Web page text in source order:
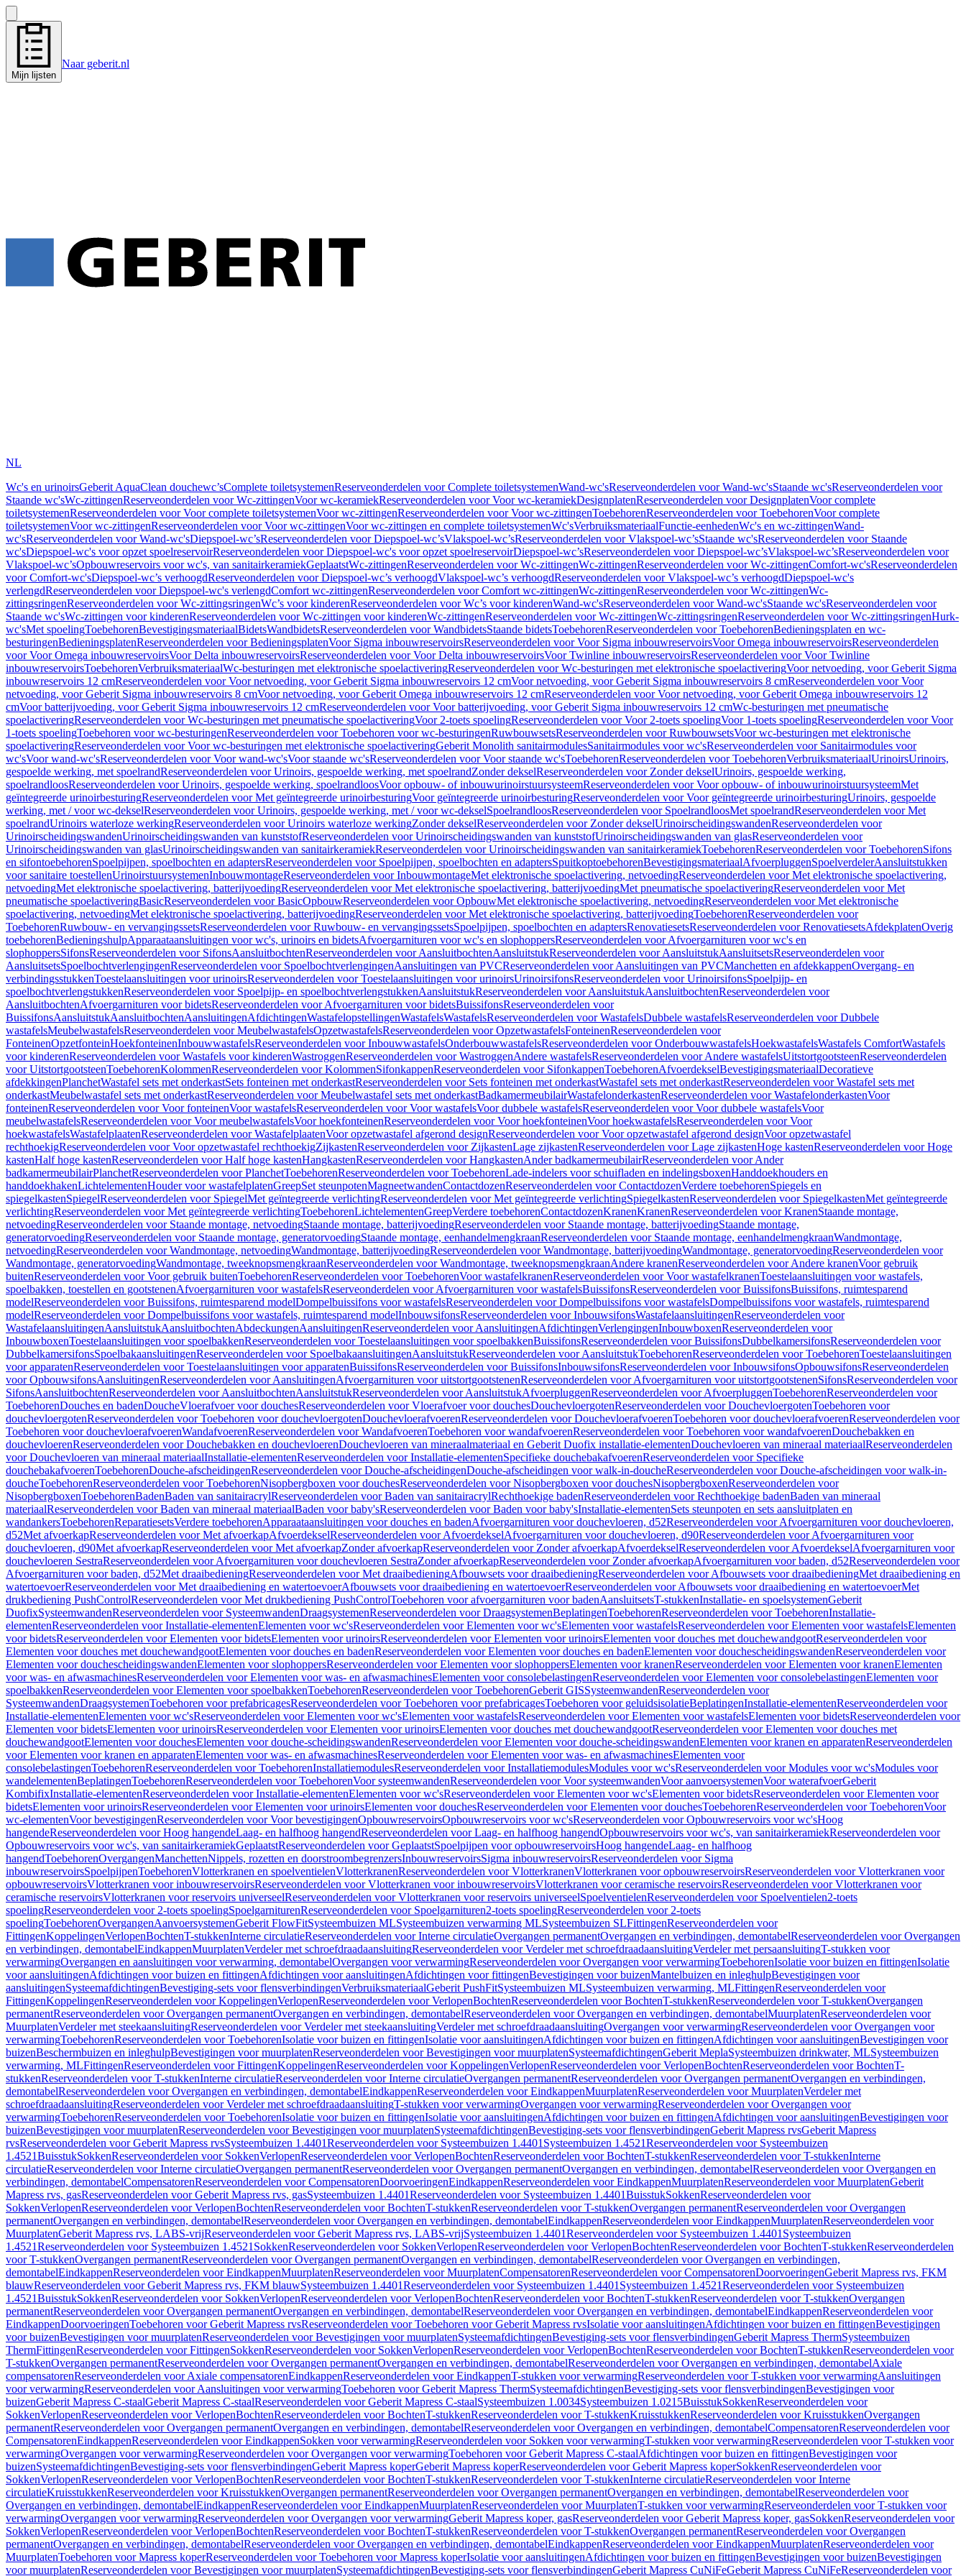
Mijn lijsten
Naar geberit.nl
NL
Wc's en urinoirsGeberit AquaClean douchewc’sComplete toiletsystemenReserveonderdelen voor Complete toiletsystemenWand-wc'sReserveonderdelen voor Wand-wc'sStaande wc'sReserveonderdelen voor
Staande wc'sWc-zittingenReserveonderdelen voor Wc-zittingenVoor wc-keramiekReserveonderdelen voor Voor wc-keramiekDesignplatenReserveonderdelen voor DesignplatenVoor complete
toiletsystemenReserveonderdelen voor Voor complete toiletsystemenVoor wc-zittingenReserveonderdelen voor Voor wc-zittingenToebehorenReserveonderdelen voor ToebehorenVoor complete
toiletsystemenVoor wc-zittingenReserveonderdelen voor Voor wc-zittingenVoor wc-zittingen en complete toiletsystemenWc'sVerbruiksmateriaalFunctie-eenhedenWc's en wc-zittingenWand-
wc'sReserveonderdelen voor Wand-wc'sDiepspoel-wc’sReserveonderdelen voor Diepspoel-wc’sVlakspoel-wc’sReserveonderdelen voor Vlakspoel-wc’sStaande wc'sReserveonderdelen voor Staande
wc'sDiepspoel-wc's voor opzet spoelreservoirReserveonderdelen voor Diepspoel-wc's voor opzet spoelreservoirDiepspoel-wc’sReserveonderdelen voor Diepspoel-wc’sVlakspoel-wc’sReserveonderdelen voor
Vlakspoel-wc’sOpbouwreservoirs voor wc's, van sanitairkeramiekGeplaatstWc-zittingenReserveonderdelen voor Wc-zittingenWc-zittingenReserveonderdelen voor Wc-zittingenComfort-wc'sReserveonderdelen
voor Comfort-wc'sDiepspoel-wc’s verhoogdReserveonderdelen voor Diepspoel-wc’s verhoogdVlakspoel-wc’s verhoogdReserveonderdelen voor Vlakspoel-wc’s verhoogdDiepspoel-wc's
verlengdReserveonderdelen voor Diepspoel-wc's verlengdComfort wc-zittingenReserveonderdelen voor Comfort wc-zittingenWc-zittingenReserveonderdelen voor Wc-zittingenWc-
zittingsringenReserveonderdelen voor Wc-zittingsringenWc’s voor kinderenReserveonderdelen voor Wc’s voor kinderenWand-wc'sReserveonderdelen voor Wand-wc'sStaande wc'sReserveonderdelen voor
Staande wc'sWc-zittingen voor kinderenReserveonderdelen voor Wc-zittingen voor kinderenWc-zittingenReserveonderdelen voor Wc-zittingenWc-zittingsringenReserveonderdelen voor Wc-zittingsringenHurk-
wc'sMet spoelingToebehorenBevestigingsmateriaalBidetsWandbidetsReserveonderdelen voor WandbidetsStaande bidetsToebehorenReserveonderdelen voor ToebehorenBedieningsplaten en wc-
besturingenBedieningsplatenReserveonderdelen voor BedieningsplatenVoor Sigma inbouwreservoirsReserveonderdelen voor Voor Sigma inbouwreservoirsVoor Omega inbouwreservoirsReserveonderdelen
voor Voor Omega inbouwreservoirsVoor Delta inbouwreservoirsReserveonderdelen voor Voor Delta inbouwreservoirsVoor Twinline inbouwreservoirsReserveonderdelen voor Voor Twinline
inbouwreservoirsToebehorenVerbruiksmateriaalWc-besturingen met elektronische spoelactiveringReserveonderdelen voor Wc-besturingen met elektronische spoelactiveringVoor netvoeding, voor Geberit Sigma
inbouwreservoirs 12 cmReserveonderdelen voor Voor netvoeding, voor Geberit Sigma inbouwreservoirs 12 cmVoor netvoeding, voor Geberit Sigma inbouwreservoirs 8 cmReserveonderdelen voor Voor
netvoeding, voor Geberit Sigma inbouwreservoirs 8 cmVoor netvoeding, voor Geberit Omega inbouwreservoirs 12 cmReserveonderdelen voor Voor netvoeding, voor Geberit Omega inbouwreservoirs 12
cmVoor batterijvoeding, voor Geberit Sigma inbouwreservoirs 12 cmReserveonderdelen voor Voor batterijvoeding, voor Geberit Sigma inbouwreservoirs 12 cmWc-besturingen met pneumatische
spoelactiveringReserveonderdelen voor Wc-besturingen met pneumatische spoelactiveringVoor 2-toets spoelingReserveonderdelen voor Voor 2-toets spoelingVoor 1-toets spoelingReserveonderdelen voor Voor
1-toets spoelingToebehoren voor wc-besturingenReserveonderdelen voor Toebehoren voor wc-besturingenRuwbouwsetsReserveonderdelen voor RuwbouwsetsVoor wc-besturingen met elektronische
spoelactiveringReserveonderdelen voor Voor wc-besturingen met elektronische spoelactiveringGeberit Monolith sanitairmodulesSanitairmodules voor wc'sReserveonderdelen voor Sanitairmodules voor
wc'sVoor wand-wc'sReserveonderdelen voor Voor wand-wc'sVoor staande wc'sReserveonderdelen voor Voor staande wc'sToebehorenReserveonderdelen voor ToebehorenVerbruiksmateriaalUrinoirsUrinoirs,
gespoelde werking, met spoelrandReserveonderdelen voor Urinoirs, gespoelde werking, met spoelrandZonder dekselReserveonderdelen voor Zonder dekselUrinoirs, gespoelde werking,
spoelrandloosReserveonderdelen voor Urinoirs, gespoelde werking, spoelrandloosVoor opbouw- of inbouwurinoirstuursysteemReserveonderdelen voor Voor opbouw- of inbouwurinoirstuursysteemMet
geïntegreerde urinoirbesturingReserveonderdelen voor Met geïntegreerde urinoirbesturingVoor geïntegreerde urinoirbesturingReserveonderdelen voor Voor geïntegreerde urinoirbesturingUrinoirs, gespoelde
werking, met / voor wc-dekselReserveonderdelen voor Urinoirs, gespoelde werking, met / voor wc-dekselSpoelrandloosReserveonderdelen voor SpoelrandloosMet spoelrandReserveonderdelen voor Met
spoelrandUrinoirs waterloze werkingReserveonderdelen voor Urinoirs waterloze werkingZonder dekselReserveonderdelen voor Zonder dekselUrinoirscheidingswandenReserveonderdelen voor
UrinoirscheidingswandenUrinoirscheidingswanden van kunststofReserveonderdelen voor Urinoirscheidingswanden van kunststofUrinoirscheidingswanden van glasReserveonderdelen voor
Urinoirscheidingswanden van glasUrinoirscheidingswanden van sanitairkeramiekReserveonderdelen voor Urinoirscheidingswanden van sanitairkeramiekToebehorenReserveonderdelen voor ToebehorenSifons
en sifontoebehorenSpoelpijpen, spoelbochten en adaptersReserveonderdelen voor Spoelpijpen, spoelbochten en adaptersSpuitkoptoebehorenBevestigingsmateriaalAfvoerpluggenSpoelverdelerAansluitstukken
voor sanitaire toestellenUrinoirstuursystemenInbouwmontageReserveonderdelen voor InbouwmontageMet elektronische spoelactivering, netvoedingReserveonderdelen voor Met elektronische spoelactivering,
netvoedingMet elektronische spoelactivering, batterijvoedingReserveonderdelen voor Met elektronische spoelactivering, batterijvoedingMet pneumatische spoelactiveringReserveonderdelen voor Met
pneumatische spoelactiveringBasicReserveonderdelen voor BasicOpbouwReserveonderdelen voor OpbouwMet elektronische spoelactivering, netvoedingReserveonderdelen voor Met elektronische
spoelactivering, netvoedingMet elektronische spoelactivering, batterijvoedingReserveonderdelen voor Met elektronische spoelactivering, batterijvoedingToebehorenReserveonderdelen voor
ToebehorenRuwbouw- en vervangingssetsReserveonderdelen voor Ruwbouw- en vervangingssetsSpoelpijpen, spoelbochten en adaptersRenovatiesetsReserveonderdelen voor RenovatiesetsAfdekplatenOverig
toebehorenBedieningshulpApparaataansluitingen voor wc's, urinoirs en bidetsAfvoergarnituren voor wc's en slophoppersReserveonderdelen voor Afvoergarnituren voor wc's en
slophoppersSifonsReserveonderdelen voor SifonsAansluitbochtenReserveonderdelen voor AansluitbochtenAansluitstukReserveonderdelen voor AansluitstukAansluitsetsReserveonderdelen voor
AansluitsetsSpoelbochtverlengingenReserveonderdelen voor SpoelbochtverlengingenAansluitingen van PVCReserveonderdelen voor Aansluitingen van PVCManchetten en afdekkappenOvergang- en
verbindingsstukkenToestelaansluitingen voor urinoirsReserveonderdelen voor Toestelaansluitingen voor urinoirsUrinoirsifonsReserveonderdelen voor UrinoirsifonsSpoelpijp- en
spoelbochtverlengstukkenReserveonderdelen voor Spoelpijp- en spoelbochtverlengstukkenAansluitstukReserveonderdelen voor AansluitstukAansluitbochtenReserveonderdelen voor
AansluitbochtenAfvoergarnituren voor bidetsReserveonderdelen voor Afvoergarnituren voor bidetsBuissifonsReserveonderdelen voor
BuissifonsAansluitstukAansluitbochtenAansluitingenAfdichtingenWastafelopstellingenWastafelsWastafelsReserveonderdelen voor WastafelsDubbele wastafelsReserveonderdelen voor Dubbele
wastafelsMeubelwastafelsReserveonderdelen voor MeubelwastafelsOpzetwastafelsReserveonderdelen voor OpzetwastafelsFonteinenReserveonderdelen voor
FonteinenOpzetfonteinHoekfonteinenInbouwwastafelsReserveonderdelen voor InbouwwastafelsOnderbouwwastafelsReserveonderdelen voor OnderbouwwastafelsHoekwastafelsWastafels ComfortWastafels
voor kinderenReserveonderdelen voor Wastafels voor kinderenWastroggenReserveonderdelen voor WastroggenAndere wastafelsReserveonderdelen voor Andere wastafelsUitstortgootsteenReserveonderdelen
voor UitstortgootsteenToebehorenKolommenReserveonderdelen voor KolommenSifonkappenReserveonderdelen voor SifonkappenToebehorenAfvoerdekselBevestigingsmateriaalDecoratieve
afdekkingenPlanchetWastafel sets met onderkastSets fonteinen met onderkastReserveonderdelen voor Sets fonteinen met onderkastWastafel sets met onderkastReserveonderdelen voor Wastafel sets met
onderkastMeubelwastafel sets met onderkastReserveonderdelen voor Meubelwastafel sets met onderkastBadkamermeubilairWastafelonderkastenReserveonderdelen voor WastafelonderkastenVoor
fonteinenReserveonderdelen voor Voor fonteinenVoor wastafelsReserveonderdelen voor Voor wastafelsVoor dubbele wastafelsReserveonderdelen voor Voor dubbele wastafelsVoor
meubelwastafelsReserveonderdelen voor Voor meubelwastafelsVoor hoekfonteinenReserveonderdelen voor Voor hoekfonteinenVoor hoekwastafelsReserveonderdelen voor Voor
hoekwastafelsWastafelplaatenReserveonderdelen voor WastafelplaatenVoor opzetwastafel afgerond designReserveonderdelen voor Voor opzetwastafel afgerond designVoor opzetwastafel
rechthoekigReserveonderdelen voor Voor opzetwastafel rechthoekigZijkastenReserveonderdelen voor ZijkastenLage zijkastenReserveonderdelen voor Lage zijkastenHoge kastenReserveonderdelen voor Hoge
kastenHalf hoge kastenReserveonderdelen voor Half hoge kastenHangkastenReserveonderdelen voor HangkastenAnder badkamermeubilairReserveonderdelen voor Ander
badkamermeubilairPlanchetReserveonderdelen voor PlanchetToebehorenReserveonderdelen voor ToebehorenLade-indelers voor schuifladen en indelingsboxenHanddoekhouders en
handdoekhakenLichtelementenHouder voor wastafelplatenGreepSet steunpotenMagneetwandenContactdozenReserveonderdelen voor ContactdozenVerdere toebehorenSpiegels en
spiegelkastenSpiegelReserveonderdelen voor SpiegelMet geïntegreerde verlichtingReserveonderdelen voor Met geïntegreerde verlichtingSpiegelkastenReserveonderdelen voor SpiegelkastenMet geïntegreerde
verlichtingReserveonderdelen voor Met geïntegreerde verlichtingToebehorenLichtelementenGreepVerdere toebehorenContactdozenKranenKranenReserveonderdelen voor KranenStaande montage,
netvoedingReserveonderdelen voor Staande montage, netvoedingStaande montage, batterijvoedingReserveonderdelen voor Staande montage, batterijvoedingStaande montage,
generatorvoedingReserveonderdelen voor Staande montage, generatorvoedingStaande montage, eenhandelmengkraanReserveonderdelen voor Staande montage, eenhandelmengkraanWandmontage,
netvoedingReserveonderdelen voor Wandmontage, netvoedingWandmontage, batterijvoedingReserveonderdelen voor Wandmontage, batterijvoedingWandmontage, generatorvoedingReserveonderdelen voor
Wandmontage, generatorvoedingWandmontage, tweeknopsmengkraanReserveonderdelen voor Wandmontage, tweeknopsmengkraanAndere kranenReserveonderdelen voor Andere kranenVoor gebruik
buitenReserveonderdelen voor Voor gebruik buitenToebehorenReserveonderdelen voor ToebehorenVoor wastafelkranenReserveonderdelen voor Voor wastafelkranenToestelaansluitingen voor wastafels,
spoelbakken, toestellen en gootstenenAfvoergarnituren voor wastafelsReserveonderdelen voor Afvoergarnituren voor wastafelsBuissifonsReserveonderdelen voor BuissifonsBuissifons, ruimtesparend
modelReserveonderdelen voor Buissifons, ruimtesparend modelDompelbuissifons voor wastafelsReserveonderdelen voor Dompelbuissifons voor wastafelsDompelbuissifons voor wastafels, ruimtesparend
modelReserveonderdelen voor Dompelbuissifons voor wastafels, ruimtesparend modelInbouwsifonsReserveonderdelen voor InbouwsifonsWastafelaansluitingenReserveonderdelen voor
WastafelaansluitingenAansluitstukAansluitbochtenAbdeckungenAansluitingenReserveonderdelen voor AansluitingenAfdichtingenVerlengingenInbouwboxenReserveonderdelen voor
InbouwboxenToestelaansluitingen voor spoelbakkenReserveonderdelen voor Toestelaansluitingen voor spoelbakkenBuissifonsReserveonderdelen voor BuissifonsDubbelkamersifonsReserveonderdelen voor
DubbelkamersifonsSpoelbakaansluitingenReserveonderdelen voor SpoelbakaansluitingenAansluitstukReserveonderdelen voor AansluitstukToebehorenReserveonderdelen voor ToebehorenToestelaansluitingen
voor apparatenReserveonderdelen voor Toestelaansluitingen voor apparatenBuissifonsReserveonderdelen voor BuissifonsInbouwsifonsReserveonderdelen voor InbouwsifonsOpbouwsifonsReserveonderdelen
voor OpbouwsifonsAansluitingenReserveonderdelen voor AansluitingenAfvoergarnituren voor uitstortgootstenenReserveonderdelen voor Afvoergarnituren voor uitstortgootstenenSifonsReserveonderdelen voor
SifonsAansluitbochtenReserveonderdelen voor AansluitbochtenAansluitstukReserveonderdelen voor AansluitstukAfvoerpluggenReserveonderdelen voor AfvoerpluggenToebehorenReserveonderdelen voor
ToebehorenDouches en badenDoucheVloerafvoer voor douchesReserveonderdelen voor Vloerafvoer voor douchesDouchevloergotenReserveonderdelen voor DouchevloergotenToebehoren voor
douchevloergotenReserveonderdelen voor Toebehoren voor douchevloergotenDouchevloerafvoerenReserveonderdelen voor DouchevloerafvoerenToebehoren voor douchevloerafvoerenReserveonderdelen voor
Toebehoren voor douchevloerafvoerenWandafvoerenReserveonderdelen voor WandafvoerenToebehoren voor wandafvoerenReserveonderdelen voor Toebehoren voor wandafvoerenDouchebakken en
douchevloerenReserveonderdelen voor Douchebakken en douchevloerenDouchevloeren van mineraalmateriaal en Geberit Duofix installatie-elementenDouchevloeren van mineraal materiaalReserveonderdelen
voor Douchevloeren van mineraal materiaalInstallatie-elementenReserveonderdelen voor Installatie-elementenSpecifieke douchebakafvoerenReserveonderdelen voor Specifieke
douchebakafvoerenToebehorenDouche-afscheidingenReserveonderdelen voor Douche-afscheidingenDouche-afscheidingen voor walk-in-doucheReserveonderdelen voor Douche-afscheidingen voor walk-in-
doucheToebehorenReserveonderdelen voor ToebehorenNisopbergboxen voor douchesReserveonderdelen voor Nisopbergboxen voor douchesNisopbergboxenReserveonderdelen voor
NisopbergboxenToebehorenBadenBaden van sanitairacrylReserveonderdelen voor Baden van sanitairacrylRechthoekige badenReserveonderdelen voor Rechthoekige badenBaden van mineraal
materiaalReserveonderdelen voor Baden van mineraal materiaalBaden voor baby'sReserveonderdelen voor Baden voor baby'sInstallatie-elementenSets steunpoten en sets aansluitplaten en
wandankersToebehorenReparatiesetsVerdere toebehorenApparaataansluitingen voor douches en badenAfvoergarnituren voor douchevloeren, d52Reserveonderdelen voor Afvoergarnituren voor douchevloeren,
d52Met afvoerkapReserveonderdelen voor Met afvoerkapAfvoerdekselReserveonderdelen voor AfvoerdekselAfvoergarnituren voor douchevloeren, d90Reserveonderdelen voor Afvoergarnituren voor
douchevloeren, d90Met afvoerkapReserveonderdelen voor Met afvoerkapZonder afvoerkapReserveonderdelen voor Zonder afvoerkapAfvoerdekselReserveonderdelen voor AfvoerdekselAfvoergarnituren voor
douchevloeren SestraReserveonderdelen voor Afvoergarnituren voor douchevloeren SestraZonder afvoerkapReserveonderdelen voor Zonder afvoerkapAfvoergarnituren voor baden, d52Reserveonderdelen voor
Afvoergarnituren voor baden, d52Met draaibedieningReserveonderdelen voor Met draaibedieningAfbouwsets voor draaibedieningReserveonderdelen voor Afbouwsets voor draaibedieningMet draaibediening en
watertoevoerReserveonderdelen voor Met draaibediening en watertoevoerAfbouwsets voor draaibediening en watertoevoerReserveonderdelen voor Afbouwsets voor draaibediening en watertoevoerMet
drukbediening PushControlReserveonderdelen voor Met drukbediening PushControlToebehoren voor afvoergarnituren voor badenAansluitsetsT-stukkenInstallatie- en spoelsystemenGeberit
DuofixSysteemwandenReserveonderdelen voor SysteemwandenDraagsystemenReserveonderdelen voor DraagsystemenBeplatingenToebehorenReserveonderdelen voor ToebehorenInstallatie-
elementenReserveonderdelen voor Installatie-elementenElementen voor wc'sReserveonderdelen voor Elementen voor wc'sElementen voor wastafelsReserveonderdelen voor Elementen voor wastafelsElementen
voor bidetsReserveonderdelen voor Elementen voor bidetsElementen voor urinoirsReserveonderdelen voor Elementen voor urinoirsElementen voor douches met douchewandgootReserveonderdelen voor
Elementen voor douches met douchewandgootElementen voor douches en badenReserveonderdelen voor Elementen voor douches en badenElementen voor douchescheidingswandenReserveonderdelen voor
Elementen voor douchescheidingswandenElementen voor slophoppersReserveonderdelen voor Elementen voor slophoppersElementen voor kranenReserveonderdelen voor Elementen voor kranenElementen
voor was- en afwasmachinesReserveonderdelen voor Elementen voor was- en afwasmachinesElementen voor consolebelastingenReserveonderdelen voor Elementen voor consolebelastingenElementen voor
spoelbakkenReserveonderdelen voor Elementen voor spoelbakkenToebehorenReserveonderdelen voor ToebehorenGeberit GISSysteemwandenReserveonderdelen voor
SysteemwandenDraagsystemenToebehoren voor prefabricagesReserveonderdelen voor Toebehoren voor prefabricagesToebehoren voor geluidsisolatieBeplatingenInstallatie-elementenReserveonderdelen voor
Installatie-elementenElementen voor wc'sReserveonderdelen voor Elementen voor wc'sElementen voor wastafelsReserveonderdelen voor Elementen voor wastafelsElementen voor bidetsReserveonderdelen voor
Elementen voor bidetsElementen voor urinoirsReserveonderdelen voor Elementen voor urinoirsElementen voor douches met douchewandgootReserveonderdelen voor Elementen voor douches met
douchewandgootElementen voor douchesElementen voor douche-scheidingswandenReserveonderdelen voor Elementen voor douche-scheidingswandenElementen voor kranen en apparatenReserveonderdelen
voor Elementen voor kranen en apparatenElementen voor was- en afwasmachinesReserveonderdelen voor Elementen voor was- en afwasmachinesElementen voor
consolebelastingenToebehorenReserveonderdelen voor ToebehorenInstallatiemodulesReserveonderdelen voor InstallatiemodulesModules voor wc'sReserveonderdelen voor Modules voor wc'sModules voor
wandelementenBeplatingenToebehorenReserveonderdelen voor ToebehorenVoor systeemwandenReserveonderdelen voor Voor systeemwandenVoor aanvoersystemenVoor waterafvoerGeberit
KombifixInstallatie-elementenReserveonderdelen voor Installatie-elementenElementen voor wc'sReserveonderdelen voor Elementen voor wc'sElementen voor bidetsReserveonderdelen voor Elementen voor
bidetsElementen voor urinoirsReserveonderdelen voor Elementen voor urinoirsElementen voor douchesReserveonderdelen voor Elementen voor douchesToebehorenReserveonderdelen voor ToebehorenVoor
wc-elementenVoor bevestigingenReserveonderdelen voor Voor bevestigingenOpbouwreservoirsOpbouwreservoirs voor wc'sReserveonderdelen voor Opbouwreservoirs voor wc'sHoog
hangendeReserveonderdelen voor Hoog hangendeLaag- en halfhoog hangendReserveonderdelen voor Laag- en halfhoog hangendOpbouwreservoirs voor wc's, van sanitairkeramiekReserveonderdelen voor
Opbouwreservoirs voor wc's, van sanitairkeramiekGeplaatstReserveonderdelen voor GeplaatstSpoelpijpen voor opbouwreservoirsHoog hangendeLaag- en halfhoog
hangendToebehorenOvergangenManchettenNippels, rozetten en doorstroombegrenzersInbouwreservoirsSigma inbouwreservoirsReserveonderdelen voor Sigma
inbouwreservoirsSpoelpijpenToebehorenVlotterkranen en spoelventielenVlotterkranenReserveonderdelen voor VlotterkranenVlotterkranen voor opbouwreservoirsReserveonderdelen voor Vlotterkranen voor
opbouwreservoirsVlotterkranen voor inbouwreservoirsReserveonderdelen voor Vlotterkranen voor inbouwreservoirsVlotterkranen voor ceramische reservoirsReserveonderdelen voor Vlotterkranen voor
ceramische reservoirsVlotterkranen voor reservoirs universeelReserveonderdelen voor Vlotterkranen voor reservoirs universeelSpoelventielenReserveonderdelen voor Spoelventielen2-toets
spoelingReserveonderdelen voor 2-toets spoelingSpoelgarniturenReserveonderdelen voor Spoelgarnituren2-toets spoelingReserveonderdelen voor 2-toets
spoelingToebehorenOvergangenAanvoersystemenGeberit FlowFitSysteembuizen MLSysteembuizen verwarming MLSysteembuizen SLFittingenReserveonderdelen voor
FittingenKoppelingenVerlopenBochtenT-stukkenInterne circulatieReserveonderdelen voor Interne circulatieOvergangen permanentOvergangen en verbindingen, demontabelReserveonderdelen voor Overgangen
en verbindingen, demontabelEindkappenMuurplatenVerdeler met schroefdraadaansluitingReserveonderdelen voor Verdeler met schroefdraadaansluitingVerdeler met persaansluitingT-stukken voor
verwarmingOvergangen en aansluitingen voor verwarming, demontabelOvergangen voor verwarmingReserveonderdelen voor Overgangen voor verwarmingToebehorenIsolatie voor buizen en fittingenIsolatie
voor aansluitingenAfdichtingen voor buizen en fittingenAfdichtingen voor aansluitingenAfdichtingen voor fittingenBevestigingen voor buizenMantelbuizen en inleghulpBevestigingen voor
aansluitingenSysteemafdichtingenBevestiging-sets voor flensverbindingenVerbruiksmateriaalGeberit PushFitSysteembuizen MLSysteembuizen verwarming, MLFittingenReserveonderdelen voor
FittingenKoppelingenReserveonderdelen voor KoppelingenVerlopenReserveonderdelen voor VerlopenBochtenReserveonderdelen voor BochtenT-stukkenReserveonderdelen voor T-stukkenOvergangen
permanentReserveonderdelen voor Overgangen permanentOvergangen en verbindingen, demontabelReserveonderdelen voor Overgangen en verbindingen, demontabelMuurplatenReserveonderdelen voor
MuurplatenVerdeler met steekaansluitingReserveonderdelen voor Verdeler met steekaansluitingVerdeler met schroefdraadaansluitingOvergangen voor verwarmingReserveonderdelen voor Overgangen voor
verwarmingToebehorenReserveonderdelen voor ToebehorenIsolatie voor buizen en fittingenIsolatie voor aansluitingenAfdichtingen voor buizen en fittingenAfdichtingen voor aansluitingenBevestigingen voor
buizenBeschermbuizen en inleghulpBevestigingen voor muurplatenReserveonderdelen voor Bevestigingen voor muurplatenSysteemafdichtingenGeberit MeplaSysteembuizen drinkwater, MLSysteembuizen
verwarming, MLFittingenReserveonderdelen voor FittingenKoppelingenReserveonderdelen voor KoppelingenVerlopenReserveonderdelen voor VerlopenBochtenReserveonderdelen voor BochtenT-
stukkenReserveonderdelen voor T-stukkenInterne circulatieReserveonderdelen voor Interne circulatieOvergangen permanentReserveonderdelen voor Overgangen permanentOvergangen en verbindingen,
demontabelReserveonderdelen voor Overgangen en verbindingen, demontabelEindkappenReserveonderdelen voor EindkappenMuurplatenReserveonderdelen voor MuurplatenVerdeler met
schroefdraadaansluitingReserveonderdelen voor Verdeler met schroefdraadaansluitingT-stukken voor verwarmingOvergangen voor verwarmingReserveonderdelen voor Overgangen voor
verwarmingToebehorenReserveonderdelen voor ToebehorenIsolatie voor buizen en fittingenIsolatie voor aansluitingenAfdichtingen voor buizen en fittingenAfdichtingen voor aansluitingenBevestigingen voor
buizenBevestigingen voor muurplatenReserveonderdelen voor Bevestigingen voor muurplatenSysteemafdichtingenBevestiging-sets voor flensverbindingenGeberit Mapress rvsGeberit Mapress
rvsReserveonderdelen voor Geberit Mapress rvsSysteembuizen 1.4401Reserveonderdelen voor Systeembuizen 1.4401 Systeembuizen 1.4521Reserveonderdelen voor Systeembuizen
1.4521BuisstukSokkenReserveonderdelen voor SokkenVerlopenReserveonderdelen voor VerlopenBochtenReserveonderdelen voor BochtenT-stukkenReserveonderdelen voor T-stukkenInterne
circulatieReserveonderdelen voor Interne circulatieOvergangen permanentReserveonderdelen voor Overgangen permanentOvergangen en verbindingen, demontabelReserveonderdelen voor Overgangen en
verbindingen, demontabelCompensatorenReserveonderdelen voor CompensatorenDoorvoeringenEindkappenReserveonderdelen voor EindkappenMuurplatenReserveonderdelen voor MuurplatenGeberit
Mapress rvs, gasReserveonderdelen voor Geberit Mapress rvs, gasSysteembuizen 1.4401Reserveonderdelen voor Systeembuizen 1.4401BuisstukSokkenReserveonderdelen voor
SokkenVerlopenReserveonderdelen voor VerlopenBochtenReserveonderdelen voor BochtenT-stukkenReserveonderdelen voor T-stukkenOvergangen permanentReserveonderdelen voor Overgangen
permanentOvergangen en verbindingen, demontabelReserveonderdelen voor Overgangen en verbindingen, demontabelEindkappenReserveonderdelen voor EindkappenMuurplatenReserveonderdelen voor
MuurplatenGeberit Mapress rvs, LABS-vrijReserveonderdelen voor Geberit Mapress rvs, LABS-vrijSysteembuizen 1.4401Reserveonderdelen voor Systeembuizen 1.4401 Systeembuizen
1.4521Reserveonderdelen voor Systeembuizen 1.4521 SokkenReserveonderdelen voor SokkenVerlopenReserveonderdelen voor VerlopenBochtenReserveonderdelen voor BochtenT-stukkenReserveonderdelen
voor T-stukkenOvergangen permanentReserveonderdelen voor Overgangen permanentOvergangen en verbindingen, demontabelReserveonderdelen voor Overgangen en verbindingen,
demontabelEindkappenReserveonderdelen voor EindkappenMuurplatenReserveonderdelen voor MuurplatenCompensatorenReserveonderdelen voor CompensatorenDoorvoeringenGeberit Mapress rvs, FKM
blauwReserveonderdelen voor Geberit Mapress rvs, FKM blauwSysteembuizen 1.4401Reserveonderdelen voor Systeembuizen 1.4401 Systeembuizen 1.4521Reserveonderdelen voor Systeembuizen
1.4521BuisstukSokkenReserveonderdelen voor SokkenVerlopenReserveonderdelen voor VerlopenBochtenReserveonderdelen voor BochtenT-stukkenReserveonderdelen voor T-stukkenOvergangen
permanentReserveonderdelen voor Overgangen permanentOvergangen en verbindingen, demontabelReserveonderdelen voor Overgangen en verbindingen, demontabelEindkappenReserveonderdelen voor
EindkappenDoorvoeringenToebehoren voor Geberit Mapress rvsReserveonderdelen voor Toebehoren voor Geberit Mapress rvsIsolatie voor aansluitingenAfdichtingen voor buizen en fittingenBevestigingen
voor buizenBevestigingen voor muurplatenReserveonderdelen voor Bevestigingen voor muurplatenSysteemafdichtingenBevestiging-sets voor flensverbindingenGeberit Mapress ThermSysteembuizen
ThermFittingenReserveonderdelen voor FittingenSokkenReserveonderdelen voor SokkenVerlopenReserveonderdelen voor VerlopenBochtenReserveonderdelen voor BochtenT-stukkenReserveonderdelen voor
T-stukkenOvergangen permanentReserveonderdelen voor Overgangen permanentOvergangen en verbindingen, demontabelReserveonderdelen voor Overgangen en verbindingen, demontabelAxiale
compensatorenReserveonderdelen voor Axiale compensatorenEindkappenReserveonderdelen voor EindkappenT-stukken voor verwarmingReserveonderdelen voor T-stukken voor verwarmingAansluitingen
voor verwarmingReserveonderdelen voor Aansluitingen voor verwarmingToebehoren voor Geberit Mapress ThermSysteemafdichtingenBevestiging-sets voor flensverbindingenBevestigingen voor
buizenGeberit Mapress C-staalGeberit Mapress C-staalReserveonderdelen voor Geberit Mapress C-staalSysteembuizen 1.0034Systeembuizen 1.0215BuisstukSokkenReserveonderdelen voor
SokkenVerlopenReserveonderdelen voor VerlopenBochtenReserveonderdelen voor BochtenT-stukkenReserveonderdelen voor T-stukkenKruisstukkenReserveonderdelen voor KruisstukkenOvergangen
permanentReserveonderdelen voor Overgangen permanentOvergangen en verbindingen, demontabelReserveonderdelen voor Overgangen en verbindingen, demontabelCompensatorenReserveonderdelen voor
CompensatorenEindkappenReserveonderdelen voor EindkappenSokken voor verwarmingReserveonderdelen voor Sokken voor verwarmingT-stukken voor verwarmingReserveonderdelen voor T-stukken voor
verwarmingOvergangen voor verwarmingReserveonderdelen voor Overgangen voor verwarmingToebehoren voor Geberit Mapress C-staalAfdichtingen voor buizen en fittingenBevestigingen voor
buizenSysteemafdichtingenBevestiging-sets voor flensverbindingenGeberit Mapress koperGeberit Mapress koperReserveonderdelen voor Geberit Mapress koperSokkenReserveonderdelen voor
SokkenVerlopenReserveonderdelen voor VerlopenBochtenReserveonderdelen voor BochtenT-stukkenReserveonderdelen voor T-stukkenInterne circulatieReserveonderdelen voor Interne
circulatieKruisstukkenReserveonderdelen voor KruisstukkenOvergangen permanentReserveonderdelen voor Overgangen permanentOvergangen en verbindingen, demontabelReserveonderdelen voor
Overgangen en verbindingen, demontabelEindkappenReserveonderdelen voor EindkappenMuurplatenReserveonderdelen voor MuurplatenT-stukken voor verwarmingReserveonderdelen voor T-stukken voor
verwarmingOvergangen voor verwarmingReserveonderdelen voor Overgangen voor verwarmingGeberit Mapress koper, gasReserveonderdelen voor Geberit Mapress koper, gasSokkenReserveonderdelen voor
SokkenVerlopenReserveonderdelen voor VerlopenBochtenReserveonderdelen voor BochtenT-stukkenReserveonderdelen voor T-stukkenOvergangen permanentReserveonderdelen voor Overgangen
permanentOvergangen en verbindingen, demontabelReserveonderdelen voor Overgangen en verbindingen, demontabelEindkappenReserveonderdelen voor EindkappenMuurplatenReserveonderdelen voor
MuurplatenToebehoren voor Mapress koperReserveonderdelen voor Toebehoren voor Mapress koperIsolatie voor aansluitingenAfdichtingen voor buizen en fittingenBevestigingen voor buizenBevestigingen
voor muurplatenReserveonderdelen voor Bevestigingen voor muurplatenSysteemafdichtingenBevestiging-sets voor flensverbindingenGeberit Mapress CuNiFeGeberit Mapress CuNiFeReserveonderdelen voor